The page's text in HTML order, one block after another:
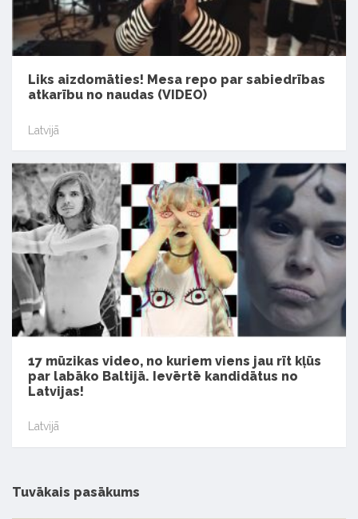
Liks aizdomāties! Mesa repo par sabiedrības
atkarību no naudas (VIDEO)
Latvijā
17 mūzikas video, no kuriem viens jau rīt kļūs
par labāko Baltijā. Ievērtē kandidātus no
Latvijas!
Latvijā
Tuvākais pasākums